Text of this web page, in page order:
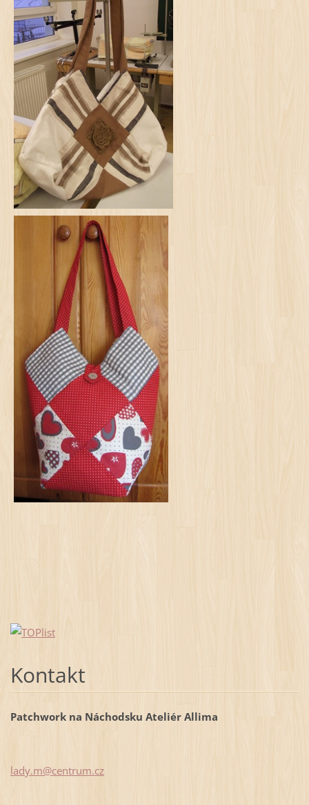
Kontakt
Patchwork na Náchodsku Ateliér Allima
lady.m@centrum.cz